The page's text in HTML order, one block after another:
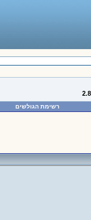
רשימת הגולשים